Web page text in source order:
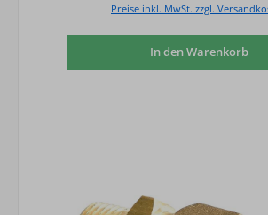
Preise inkl. MwSt. zzgl.
In den Warenkorb